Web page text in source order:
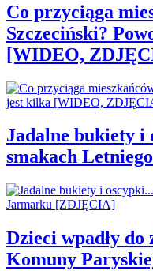
Co przyciąga
Szczeciński?
[WIDEO,
Jadalne bukiety i
smakach
Dzieci wpadły
Komuny